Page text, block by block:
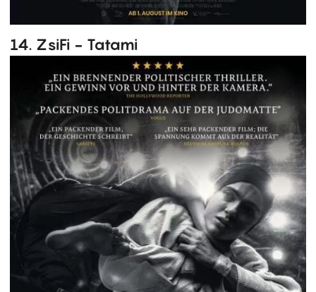
14. ZsiFi - Tatami